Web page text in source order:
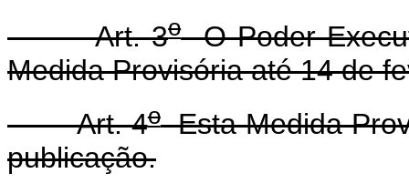
Art. 3oO Poder
Medida Provisória até 14 de
Art. 4oEsta Medida
publicação.